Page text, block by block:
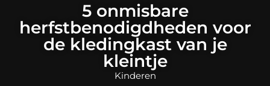
5 onmisbare
herfstbenodigdheden voor
de kledingkast van je
kleintje
Kinderen